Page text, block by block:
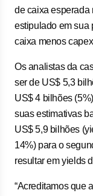
de caixa esperada
estipulado em sua
caixa menos
Os analistas da
ser de US$ 5,3
US$ 4 bilhões
suas estimativas
US$ 5,9 bilhões
14%) para o
resultar em yields
“Acreditamos que